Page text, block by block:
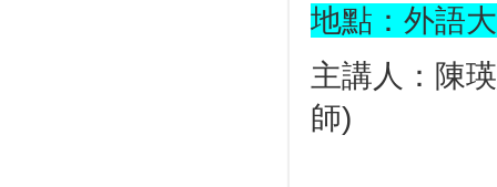
地點：外語
主講人：陳
師)